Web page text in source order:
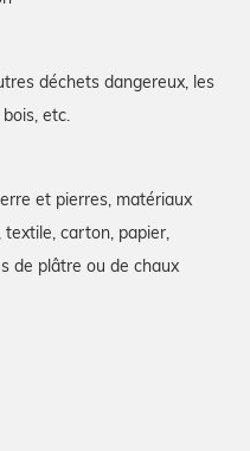
déchets dangereux, les
etc.
et pierres, matériaux
carton, papier,
de plâtre ou de chaux